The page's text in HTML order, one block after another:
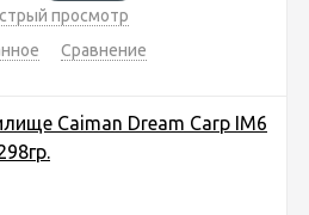
просмотр
Сравнение
Caiman Dream Carp IM6